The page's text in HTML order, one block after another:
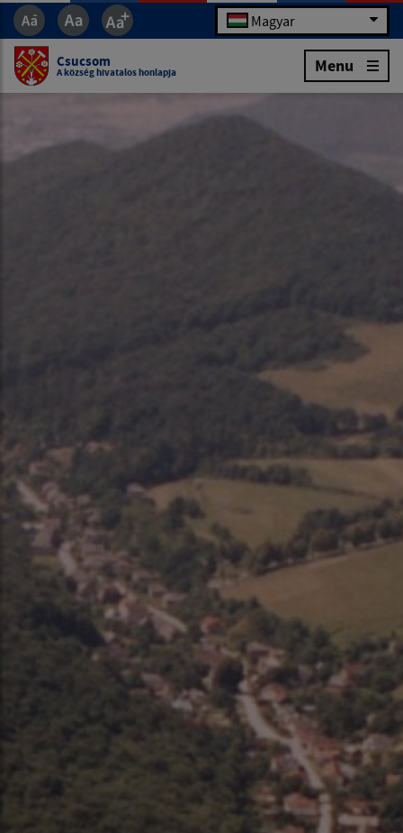
Magyar
Csucsom
A község hivatalos honlapja Menu